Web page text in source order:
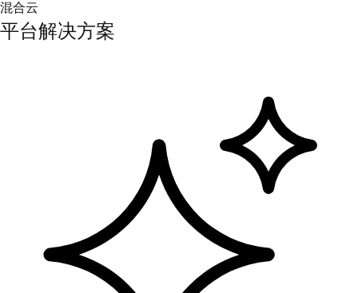
混合云
平台解决方案